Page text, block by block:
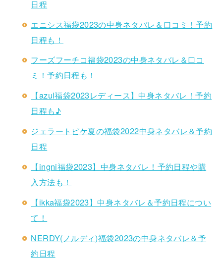
日程
エニシス福袋2023の中身ネタバレ＆口コミ！予約
日程も！
フーズフーチコ福袋2023の中身ネタバレ＆口コ
ミ！予約日程も！
【azul福袋2023レディース】中身ネタバレ！予約
日程も♪
ジェラートピケ夏の福袋2022中身ネタバレ＆予約
日程
【ingni福袋2023】中身ネタバレ！予約日程や購
入方法も！
【ikka福袋2023】中身ネタバレ＆予約日程につい
て！
NERDY(ノルディ)福袋2023の中身ネタバレ＆予
約日程